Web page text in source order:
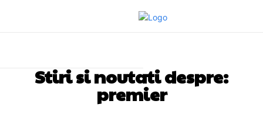
Stiri si noutati despre:
premier